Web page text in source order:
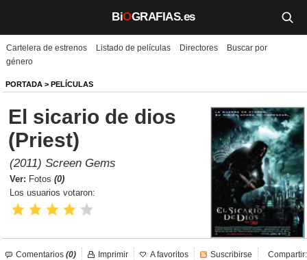
BiOGRAFIAS.es
Biografías
Películas
TV
Música
Un día como hoy
Videos
Cartelera de estrenos Listado de películas Directores
Buscar por
género
PORTADA > PELÍCULAS
El sicario de dios
(Priest)
(2011) Screen Gems
Ver: Fotos (0)
Los usuarios votaron:
Comentarios (0) Compartir:
Imprimir A favoritos Suscribirse